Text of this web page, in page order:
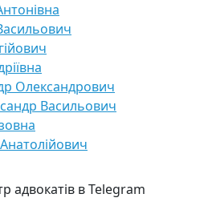
Олександрович
Васильович
адвокатів в Telegram